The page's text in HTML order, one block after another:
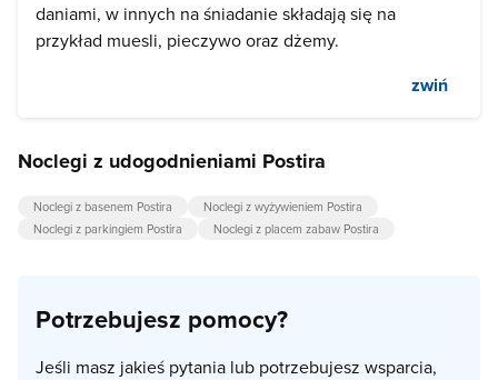
daniami, w innych na śniadanie składają się na
przykład muesli, pieczywo oraz dżemy.
zwiń
Noclegi z udogodnieniami Postira
Noclegi z basenem Postira
Noclegi z wyżywieniem Postira
Noclegi z parkingiem Postira
Noclegi z placem zabaw Postira
Potrzebujesz pomocy?
Jeśli masz jakieś pytania lub potrzebujesz wsparcia,